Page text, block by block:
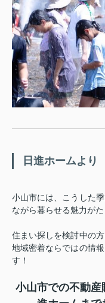
日進ホームより
小山市には、こうした
ながら暮らせる魅力がた
住まい探しを検討中の
地域密着ならではの情
す！
小山市での不動産